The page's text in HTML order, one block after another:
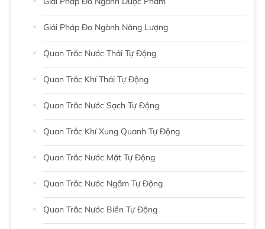
Giải Pháp Đo Ngành Năng Lượng
Quan Trắc Nước Thải Tự Động
Quan Trắc Khí Thải Tự Động
Quan Trắc Nước Sạch Tự Động
Quan Trắc Khí Xung Quanh Tự Động
Quan Trắc Nước Mặt Tự Động
Quan Trắc Nước Ngầm Tự Động
Quan Trắc Nước Biển Tự Động